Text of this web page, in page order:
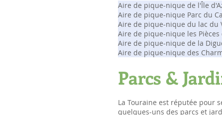
Aire de pique-nique de l'Île
Aire de pique-nique Parc du
Aire de pique-nique du lac du
Aire de pique-nique les Pièces
Aire de pique-nique de la
Aire de pique-nique des
Parcs &
La Touraine est réputée pour
quelques-uns des parcs et